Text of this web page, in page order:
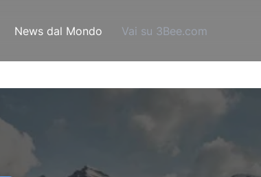
News dal Mondo Vai su 3Bee.com